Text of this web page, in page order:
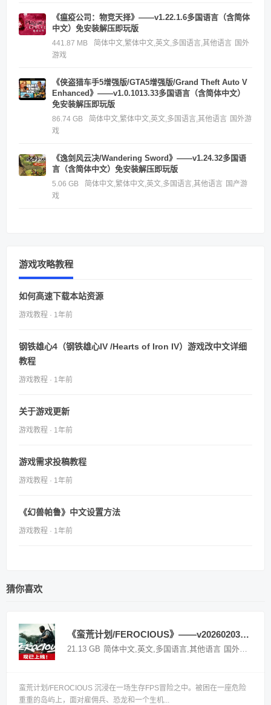
《瘟疫公司：物竞天择》——v1.22.1.6多国语言（含简体
中文）免安装解压即玩版
441.87 MB 简体中文,繁体中文,英文,多国语言,其他语言 国外
游戏
《侠盗猎车手5增强版/GTA5增强版/Grand Theft Auto V
Enhanced》——v1.0.1013.33多国语言（含简体中文）
免安装解压即玩版
86.74 GB 简体中文,繁体中文,英文,多国语言,其他语言 国外游
戏
《逸剑风云决/Wandering Sword》——v1.24.32多国语
言（含简体中文）免安装解压即玩版
5.06 GB 简体中文,繁体中文,英文,多国语言,其他语言 国产游
戏
游戏攻略教程
如何高速下载本站资源
游戏教程 · 1年前
钢铁雄心4（钢铁雄心IV /Hearts of Iron IV）游戏改中文详细
教程
游戏教程 · 1年前
关于游戏更新
游戏教程 · 1年前
游戏需求投稿教程
游戏教程 · 1年前
《幻兽帕鲁》中文设置方法
游戏教程 · 1年前
猜你喜欢
《蛮荒计划/FEROCIOUS》——v20260203多国语言（含简体中文）免安装解压即玩版
21.13 GB 简体中文,英文,多国语言,其他语言 国外游戏
蛮荒计划/FEROCIOUS 沉浸在一场生存FPS冒险之中。被困在一座危险
重重的岛屿上，面对雇佣兵、恐龙和一个生机...